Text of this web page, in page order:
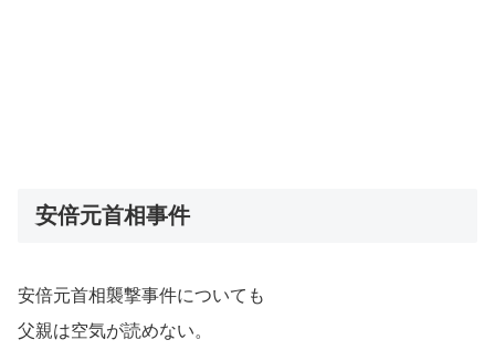
安倍元首相事件
安倍元首相襲撃事件についても
父親は空気が読めない。